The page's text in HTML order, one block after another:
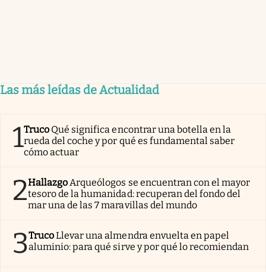
Las más leídas de Actualidad
1Truco Qué significa encontrar una botella en la
rueda del coche y por qué es fundamental saber
cómo actuar
2Hallazgo Arqueólogos se encuentran con el mayor
tesoro de la humanidad: recuperan del fondo del
mar una de las 7 maravillas del mundo
3TrucoLlevar una almendra envuelta en papel
aluminio: para qué sirve y por qué lo recomiendan